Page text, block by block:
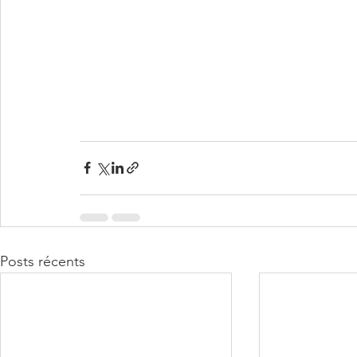
Posts récents